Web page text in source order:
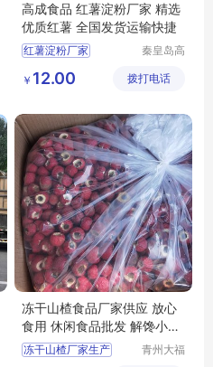
高成食品 红薯淀粉厂家 精选
优质红薯 全国发货运输快捷
红薯淀粉厂家
秦皇岛高
业股份有
￥ 12.00 拨打电话
冻干山楂食品厂家供应 放心
食用 休闲食品批发 解馋小零
食
冻干山楂厂家生产
青州大福